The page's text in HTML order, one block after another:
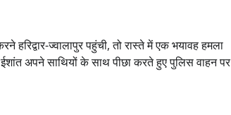
ज्वालापुर पहुंची, तो रास्ते में एक भयावह हमला
अपने साथियों के साथ पीछा करते हुए पुलिस वाहन पर